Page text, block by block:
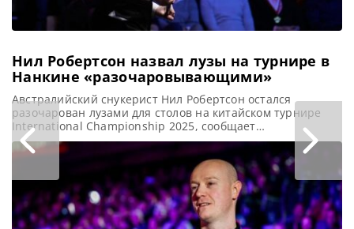
Нил Робертсон назвал лузы на турнире в
Нанкине «разочаровывающими»
Австралийский снукерист Нил Робертсон остался
разочарован лузами для столов на китайском турнире
International Championship 2025, сообщает
totallysnookered Нил Робертсон отозвался о лузах на
турнире International Championship 2025 в Нанкине, как о
«весьма разочаровывающих». Турнир в Китае
стоимостью 825 000 фунтов стерлингов, проходивший в
Национальном фитнес-центре South New City,
запомнился интенсивным брейк-билдингом: за неделю
было выполнено